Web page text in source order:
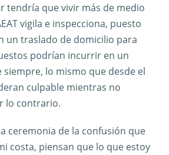
tendría que vivir más de medio
vigila e inspecciona, puesto
un traslado de domicilio para
podrían incurrir en un
siempre, lo mismo que desde el
culpable mientras no
lo contrario.
ceremonia de la confusión que
costa, piensan que lo que estoy